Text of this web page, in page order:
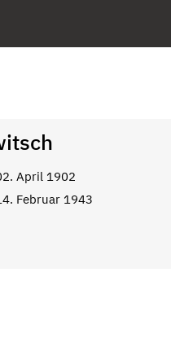
April 1902
Februar 1943